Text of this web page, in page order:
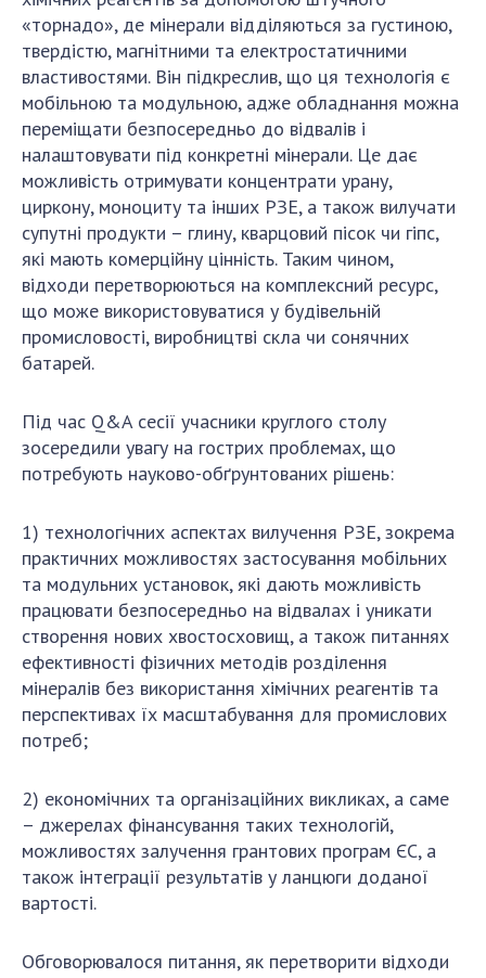
«торнадо», де мінерали відділяються за густиною,
твердістю, магнітними та електростатичними
властивостями. Він підкреслив, що ця технологія є
мобільною та модульною, адже обладнання можна
переміщати безпосередньо до відвалів і
налаштовувати під конкретні мінерали. Це дає
можливість отримувати концентрати урану,
циркону, моноциту та інших РЗЕ, а також вилучати
супутні продукти – глину, кварцовий пісок чи гіпс,
які мають комерційну цінність. Таким чином,
відходи перетворюються на комплексний ресурс,
що може використовуватися у будівельній
промисловості, виробництві скла чи сонячних
батарей.
Під час Q&A сесії учасники круглого столу
зосередили увагу на гострих проблемах, що
потребують науково-обґрунтованих рішень:
1) технологічних аспектах вилучення РЗЕ, зокрема
практичних можливостях застосування мобільних
та модульних установок, які дають можливість
працювати безпосередньо на відвалах і уникати
створення нових хвостосховищ, а також питаннях
ефективності фізичних методів розділення
мінералів без використання хімічних реагентів та
перспективах їх масштабування для промислових
потреб;
2) економічних та організаційних викликах, а саме
– джерелах фінансування таких технологій,
можливостях залучення грантових програм ЄС, а
також інтеграції результатів у ланцюги доданої
вартості.
Обговорювалося питання, як перетворити відходи